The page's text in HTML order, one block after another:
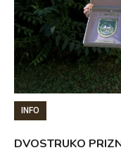
INFO
DVOSTRUKO